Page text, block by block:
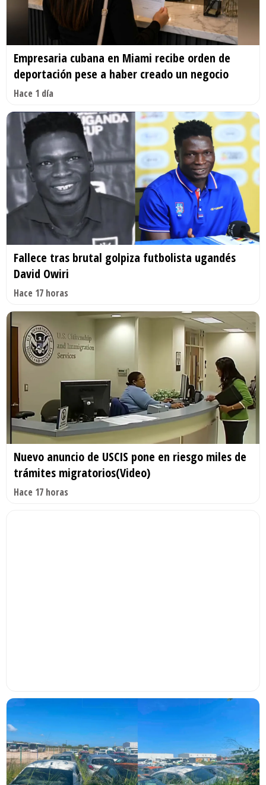
Empresaria cubana en Miami recibe orden de
deportación pese a haber creado un negocio
Hace 1 día
Fallece tras brutal golpiza futbolista ugandés
David Owiri
Hace 17 horas
Nuevo anuncio de USCIS pone en riesgo miles de
trámites migratorios(Video)
Hace 17 horas